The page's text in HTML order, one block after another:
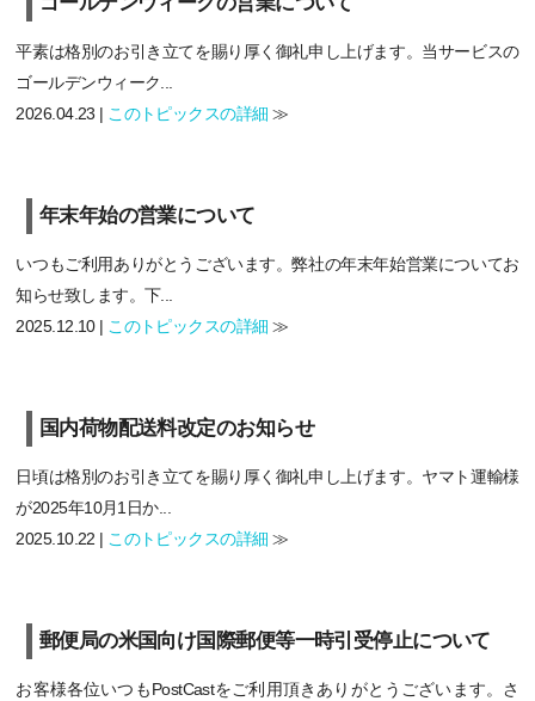
平素は格別のお引き立てを賜り厚く御礼申し上げます。当サービスの
ゴールデンウィーク...
2026.04.23 | このトピックスの詳細 ≫
年末年始の営業について
いつもご利用ありがとうございます。弊社の年末年始営業についてお
知らせ致します。下...
2025.12.10 | このトピックスの詳細 ≫
国内荷物配送料改定のお知らせ
日頃は格別のお引き立てを賜り厚く御礼申し上げます。ヤマト運輸様
が2025年10月1日か...
2025.10.22 | このトピックスの詳細 ≫
郵便局の米国向け国際郵便等一時引受停止について
お客様各位いつもPostCastをご利用頂きありがとうございます。さ